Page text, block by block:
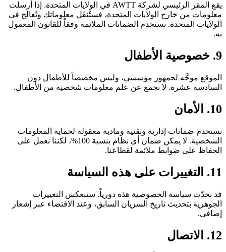
يقع المقر الرئيسي لشركة AWTT في الولايات المتحدة. إذا أرسلت
معلومات من خارج الولايات المتحدة، فستُنقَل معلوماتك وتُعالج في
الولايات المتحدة. نستخدم الضمانات الملائمة وفقاً للقانون المعمول
به.
9. خصوصية الأطفال
الموقع موجَّه لجمهور مؤسسي، وليس مخصصاً للأطفال دون
السادسة عشرة. لا نجمع عن علم معلومات شخصية من الأطفال.
10. الأمان
نستخدم ضمانات إدارية وتقنية ومادية معقولة لحماية المعلومات
الشخصية. لا يمكن ضمان أي نظام بنسبة 100%، لكننا نعمل على
الحفاظ على ضوابط ملائمة لقطاعنا.
11. التغييرات على هذه السياسة
قد نحدّث سياسة الخصوصية هذه دورياً. ستنعكس التغييرات
الجوهرية بتحديث تاريخ السريان السابق، وعند الاقتضاء عبر إشعار
إضافي.
12. الاتصال